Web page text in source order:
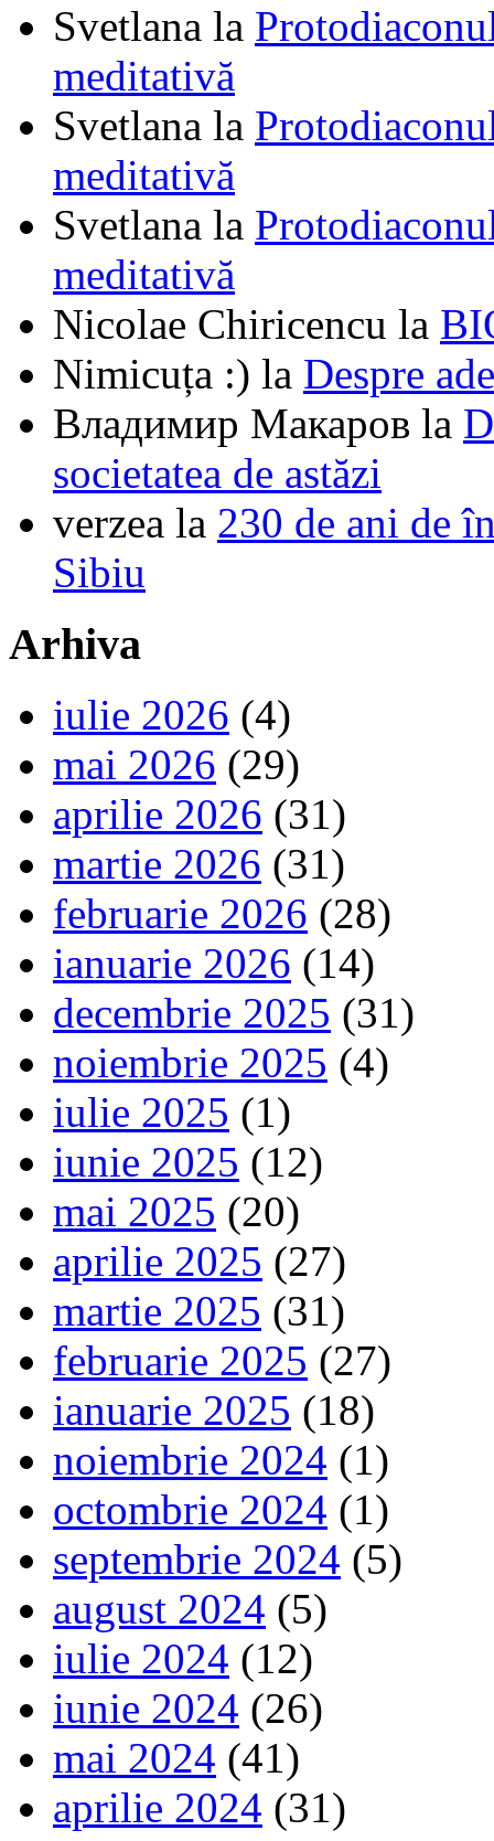
Svetlana la
meditativă
Svetlana la
meditativă
Svetlana la
meditativă
Nicolae Chiricencu la
Nimicuța :) la Despre
Владимир Макаров la
societatea de astăzi
verzea la 230 de ani de
Sibiu
Arhiva
iulie 2026 (4)
mai 2026 (29)
aprilie 2026 (31)
martie 2026 (31)
februarie 2026 (28)
ianuarie 2026 (14)
decembrie 2025 (31)
noiembrie 2025 (4)
iulie 2025 (1)
iunie 2025 (12)
mai 2025 (20)
aprilie 2025 (27)
martie 2025 (31)
februarie 2025 (27)
ianuarie 2025 (18)
noiembrie 2024 (1)
octombrie 2024 (1)
septembrie 2024 (5)
august 2024 (5)
iulie 2024 (12)
iunie 2024 (26)
mai 2024 (41)
aprilie 2024 (31)